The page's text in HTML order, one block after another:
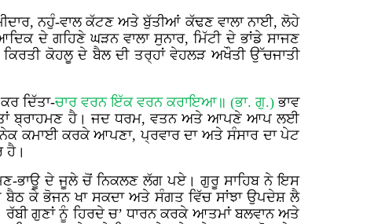
ਨਹੁੰ-ਵਾਲ ਕੱਟਣ ਅਤੇ ਬੁੱਤੀਆਂ ਕੱਢਣ ਵਾਲਾ ਨਾਈ, ਲੋਹੇ
ਦੇ ਗਹਿਣੇ ਘੜਨ ਵਾਲਾ ਸੁਨਾਰ, ਮਿੱਟੀ ਦੇ ਭਾਂਡੇ ਸਾਜਣ
ਕੋਹਲੂ ਦੇ ਬੈਲ ਦੀ ਤਰ੍ਹਾਂ ਵੇਹਲੜ ਅਖੌਤੀ ਉੱਚਜਾਤੀ
ਦਿੱਤਾ-ਚਾਰ ਵਰਨ ਇੱਕ ਵਰਨ ਕਰਾਇਆ॥ (ਭਾ. ਗੁ.)ਭਾਵ
ਤਾਂ ਬ੍ਰਾਹਮਣ ਹੈ। ਜਦ ਧਰਮ, ਵਤਨ ਅਤੇ ਆਪਣੇ ਆਪ ਲਈ
ਕਮਾਈ ਕਰਕੇ ਆਪਣਾ, ਪ੍ਰਵਾਰ ਦਾ ਅਤੇ ਸੰਸਾਰ ਦਾ ਪੇਟ
ਹੈ।
ਭਾਊ ਦੇ ਜੂਲੇ ਚੋਂ ਨਿਕਲਣ ਲੱਗ ਪਏ। ਗੁਰੂ ਸਾਹਿਬ ਨੇ ਇਸ
ਬੈਠ ਕੇ ਭੋਜਨ ਖਾ ਸਕਦਾ ਅਤੇ ਸੰਗਤ ਵਿੱਚ ਸਾਂਝਾ ਉਪਦੇਸ਼ ਲੈ
ਗੁਣਾਂ ਨੂੰ ਹਿਰਦੇ ਚ’ ਧਾਰਨ ਕਰਕੇ ਆਤਮਾਂ ਬਲਵਾਨ ਅਤੇ